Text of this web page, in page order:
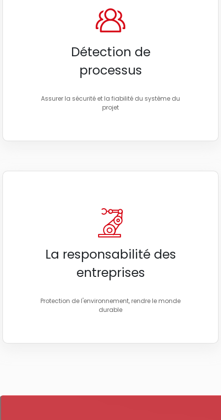
Détection de
processus
Assurer la sécurité et la fiabilité du système du
projet
La responsabilité des
entreprises
Protection de l'environnement, rendre le monde
durable